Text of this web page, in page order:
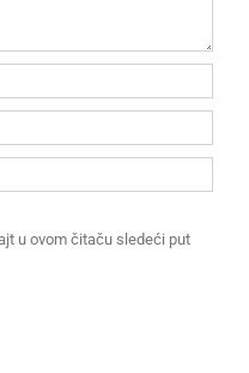
u ovom čitaču sledeći put